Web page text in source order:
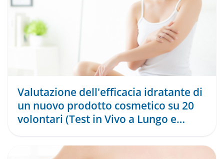
Valutazione dell'efficacia idratante di
un nuovo prodotto cosmetico su 20
volontari (Test in Vivo a Lungo e